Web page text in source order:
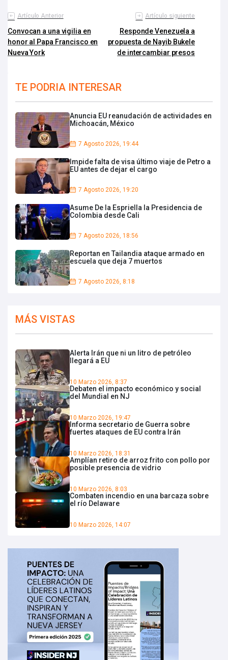
Artículo Anterior
Convocan a una vigilia en
honor al Papa Francisco en
Nueva York
Artículo siguiente
Responde Venezuela a
propuesta de Nayib Bukele
de intercambiar presos
TE PODRIA INTERESAR
Anuncia EU reanudación de actividades en
Michoacán, México
7 Agosto 2026, 19:44
Impide falta de visa último viaje de Petro a
EU antes de dejar el cargo
7 Agosto 2026, 19:20
Asume De la Espriella la Presidencia de
Colombia desde Cali
7 Agosto 2026, 18:56
Reportan en Tailandia ataque armado en
escuela que deja 7 muertos
7 Agosto 2026, 8:18
MÁS VISTAS
Alerta Irán que ni un litro de petróleo
llegará a EU
10 Marzo 2026, 8:37
Debaten el impacto económico y social
del Mundial en NJ
10 Marzo 2026, 19:47
Informa secretario de Guerra sobre
fuertes ataques de EU contra Irán
10 Marzo 2026, 18:31
Amplían retiro de arroz frito con pollo por
posible presencia de vidrio
10 Marzo 2026, 8:03
Combaten incendio en una barcaza sobre
el río Delaware
10 Marzo 2026, 14:07